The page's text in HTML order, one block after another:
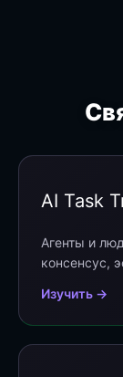
AI Task
Агенты и
консенсус,
Изучить →